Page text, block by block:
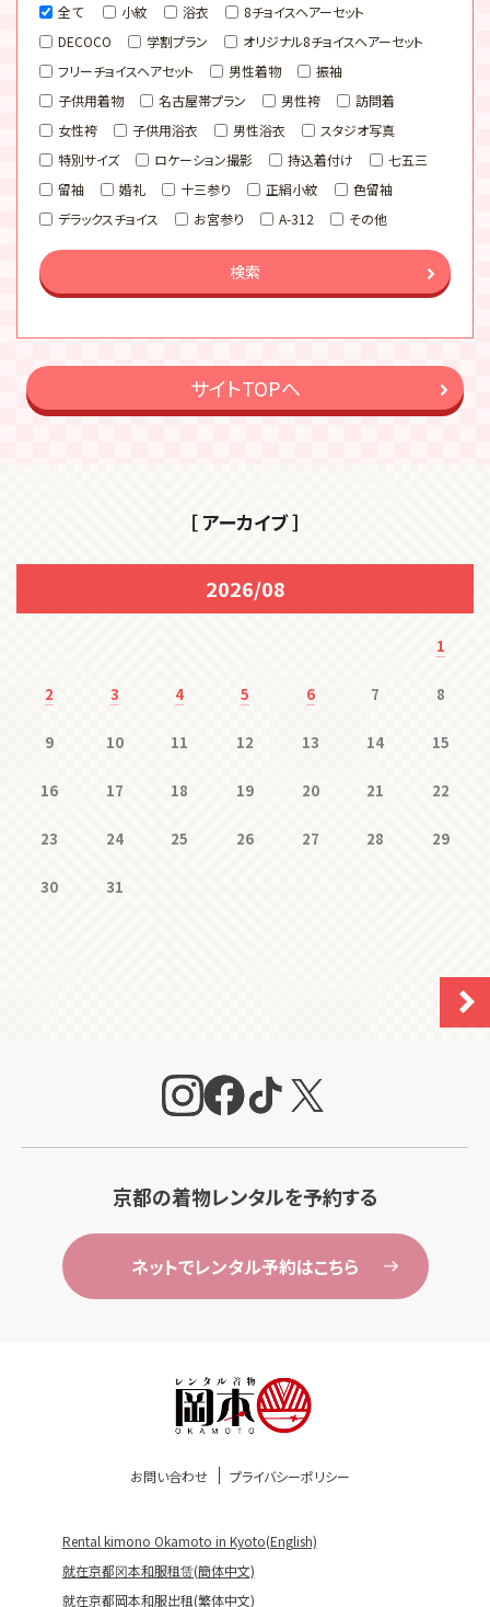
全て 小紋 浴衣
8チョイスヘアーセット
DECOCO
学割プラン
オリジナル8チョイスヘアーセット
フリーチョイスヘアセット
男性着物
振袖
子供用着物
名古屋帯プラン 男性袴
訪問着
女性袴
子供用浴衣 男性浴衣
スタジオ写真
特別サイズ
ロケーション撮影 持込着付け
七五三
留袖
婚礼 十三参り 正絹小紋
色留袖
デラックスチョイス
お宮参り A-312 その他
検索
サイトTOPへ
［ アーカイブ ］
2026/08
1
2 3 4 5 6 7 8
9 10 11 12 13 14 15
16 17 18 19 20 21 22
23 24 25 26 27 28 29
30 31
京都の着物レンタルを予約する
ネットでレンタル予約はこちら
お問い合わせ プライバシーポリシー
Rental kimono Okamoto in Kyoto(English)
就在京都冈本和服租赁(簡体中文)
就在京都岡本和服出租(繁体中文)